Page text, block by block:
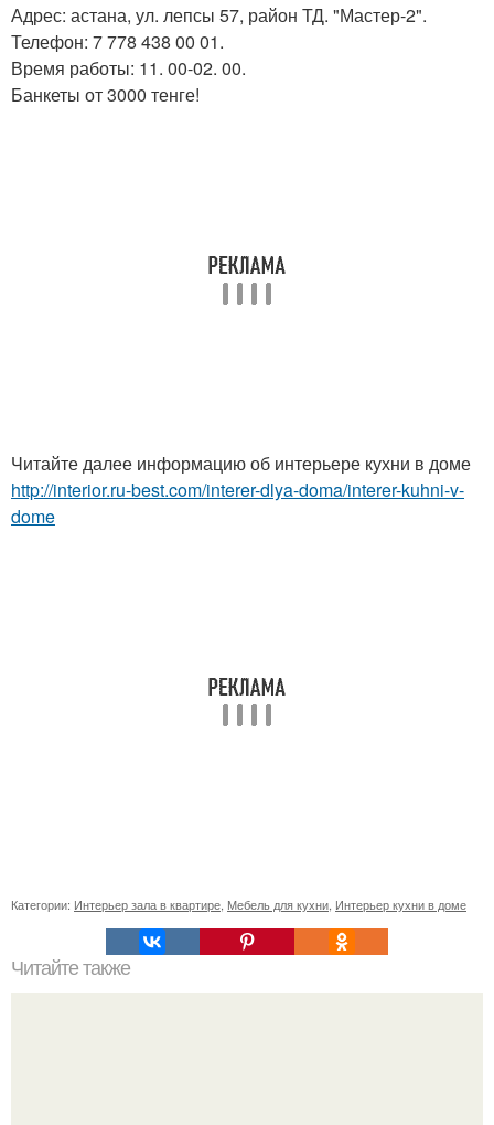
Адрес: астана, ул. лепсы 57, район ТД. "Мастер-2".
Телефон: 7 778 438 00 01.
Время работы: 11. 00-02. 00.
Банкеты от 3000 тенге!
Читайте далее информацию об интерьере кухни в доме
http://interior.ru-best.com/interer-dlya-doma/interer-kuhni-v-
dome
Категории: Интерьер зала в квартире Мебель для кухни Интерьер кухни в доме
Читайте также